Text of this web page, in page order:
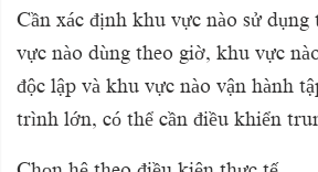
Cần xác định khu vực nào sử
vực nào dùng theo giờ, khu vực
độc lập và khu vực nào vận hành
trình lớn, có thể cần điều khiển